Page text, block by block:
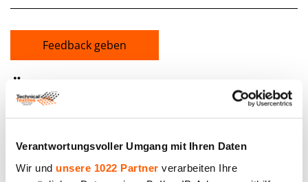
Verantwortungsvoller Umgang mit Ihren Daten
Wir und unsere 1022 Partner verarbeiten Ihre
Feedback geben
Ähnliche Produkte und
andere Größen